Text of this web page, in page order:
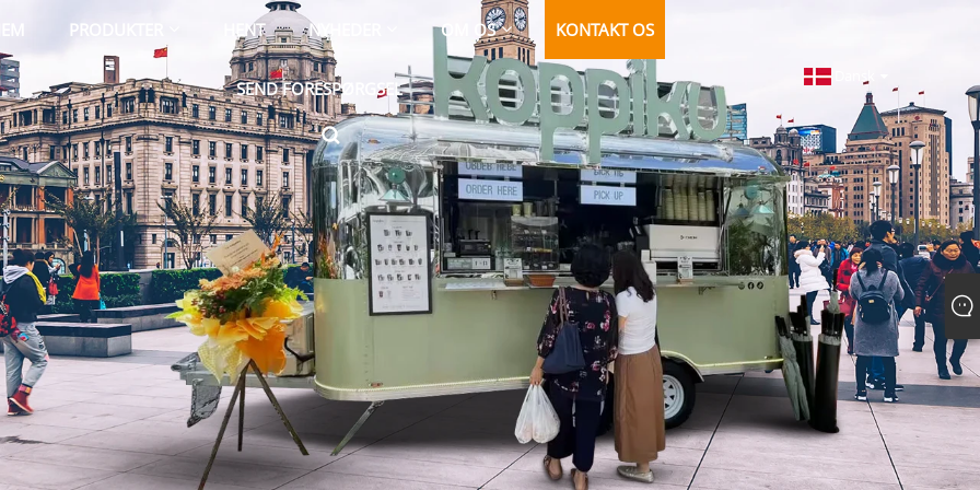
PRODUKTER HENT NYHEDER OM OS KONTAKT OS
SEND FORESPØRGSEL